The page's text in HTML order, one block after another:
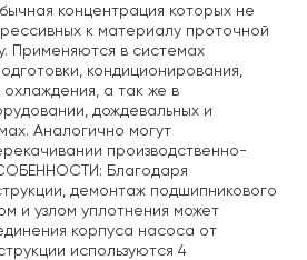
концентрация которых не
к материалу проточной
Применяются в системах
кондиционирования,
а так же в
дождевальных и
Аналогично могут
производственно-
Благодаря
демонтаж подшипникового
и узлом уплотнения может
корпуса насоса от
используются 4